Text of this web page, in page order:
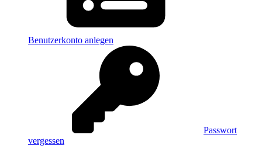
Benutzerkonto anlegen
Passwort
vergessen